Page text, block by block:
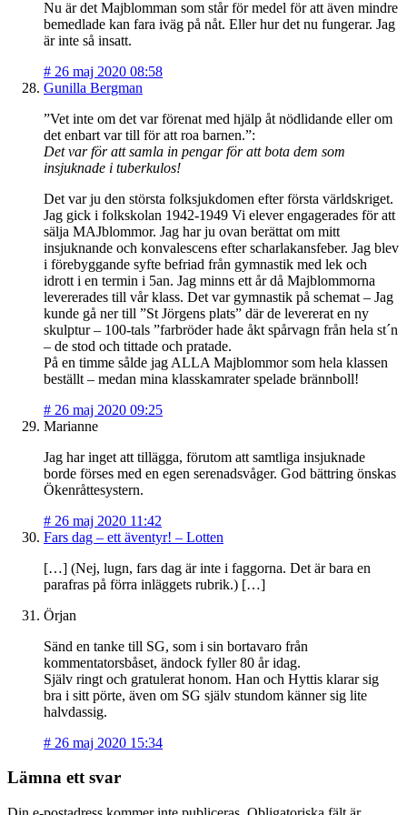
Nu är det Majblomman som står för medel för att även mindre
bemedlade kan fara iväg på nåt. Eller hur det nu fungerar. Jag
är inte så insatt.
# 26 maj 2020 08:58
Gunilla Bergman
”Vet inte om det var förenat med hjälp åt nödlidande eller om
det enbart var till för att roa barnen.”:
Det var för att samla in pengar för att bota dem som
insjuknade i tuberkulos!
Det var ju den största folksjukdomen efter första världskriget.
Jag gick i folkskolan 1942-1949 Vi elever engagerades för att
sälja MAJblommor. Jag har ju ovan berättat om mitt
insjuknande och konvalescens efter scharlakansfeber. Jag blev
i förebyggande syfte befriad från gymnastik med lek och
idrott i en termin i 5an. Jag minns ett år då Majblommorna
levererades till vår klass. Det var gymnastik på schemat – Jag
kunde gå ner till ”St Jörgens plats” där de levererat en ny
skulptur – 100-tals ”farbröder hade åkt spårvagn från hela st´n
– de stod och tittade och pratade.
På en timme sålde jag ALLA Majblommor som hela klassen
beställt – medan mina klasskamrater spelade brännboll!
# 26 maj 2020 09:25
Marianne
Jag har inget att tillägga, förutom att samtliga insjuknade
borde förses med en egen serenadsvåger. God bättring önskas
Ökenråttesystern.
# 26 maj 2020 11:42
Fars dag – ett äventyr! – Lotten
[…] (Nej, lugn, fars dag är inte i faggorna. Det är bara en
parafras på förra inläggets rubrik.) […]
Örjan
Sänd en tanke till SG, som i sin bortavaro från
kommentatorsbåset, ändock fyller 80 år idag.
Själv ringt och gratulerat honom. Han och Hyttis klarar sig
bra i sitt pörte, även om SG själv stundom känner sig lite
halvdassig.
# 26 maj 2020 15:34
Lämna ett svar